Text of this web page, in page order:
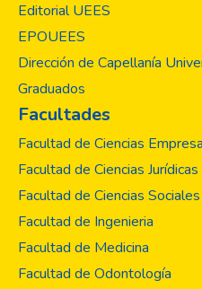
Editorial UEES
EPOUEES
Dirección de Capellanía
Graduados
Facultades
Facultad de Ciencias
Facultad de Ciencias Jurídicas
Facultad de Ciencias Sociales
Facultad de Ingenieria
Facultad de Medicina
Facultad de Odontología